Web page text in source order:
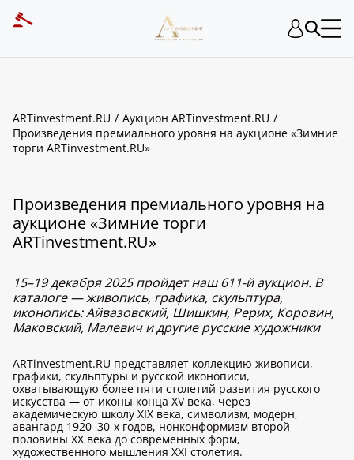
ARTinvestment.RU
Аукцион ARTinvestment.RU
Произведения премиального уровня на аукционе «Зимние
торги ARTinvestment.RU»
Произведения премиального уровня на
аукционе «Зимние торги
ARTinvestment.RU»
15–19 декабря 2025 пройдет наш 611-й аукцион. В
каталоге — живопись, графика, скульптура,
иконопись: Айвазовский, Шишкин, Рерих, Коровин,
Маковский, Малевич и другие русские художники
ARTinvestment.RU представляет коллекцию живописи,
графики, скульптуры и русской иконописи,
охватывающую более пяти столетий развития русского
искусства — от иконы конца XV века, через
академическую школу XIX века, символизм, модерн,
авангард 1920–30-х годов, нонконформизм второй
половины XX века до современных форм,
художественного мышления XXI столетия.